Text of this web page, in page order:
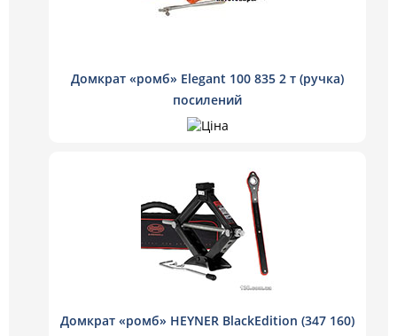
Домкрат «ромб» Elegant 100 835 2 т (ручка)
посилений
Домкрат «ромб» HEYNER BlackEdition (347 160)